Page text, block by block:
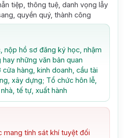
tiệp, thông tuệ, danh vọng lẫy
quyền quý, thành công
nộp hồ sơ đăng ký học, nhậm
những văn bản quan
hàng, kinh doanh, cầu tài
xây dựng; Tổ chức hôn lễ,
tế tự, xuất hành
mang tính sát khí tuyệt đối